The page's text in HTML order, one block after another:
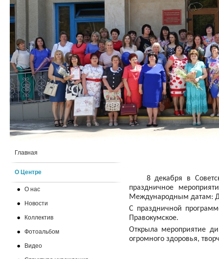
8 декабря в
праздничное
Международным датам:
С праздничной
Правокумское.
Открыла мероприятие
огромного здоровья,
Главная
О Центре
О нас
Новости
Коллектив
Фотоальбом
Видео